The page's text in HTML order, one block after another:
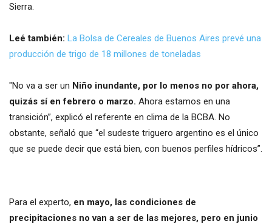
Sierra.
Leé también: La Bolsa de Cereales de Buenos Aires prevé una
producción de trigo de 18 millones de toneladas
"No va a ser un Niño inundante, por lo menos no por ahora,
quizás sí en febrero o marzo. Ahora estamos en una
transición”, explicó el referente en clima de la BCBA. No
obstante, señaló que “el sudeste triguero argentino es el único
que se puede decir que está bien, con buenos perfiles hídricos”.
Para el experto, en mayo, las condiciones de
precipitaciones no van a ser de las mejores, pero en junio